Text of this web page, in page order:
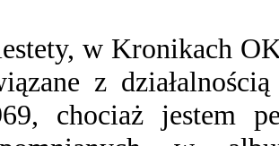
w Kronikach
z
chociaż jestem